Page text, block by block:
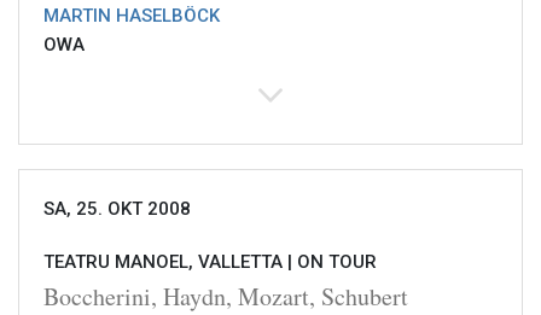
MARTIN HASELBÖCK
OWA
SA, 25. OKT 2008
TEATRU MANOEL, VALLETTA | ON TOUR
Boccherini, Haydn, Mozart, Schubert